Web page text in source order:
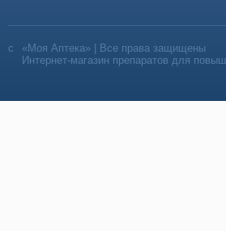
«Моя Аптека» | Все права защищены
Интернет-магазин препаратов для